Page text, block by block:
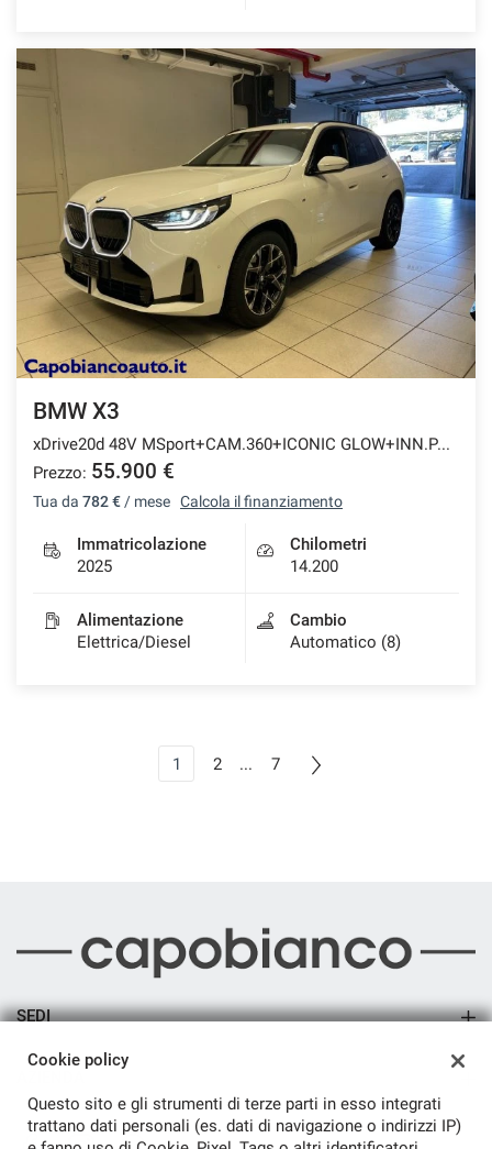
BMW X3
xDrive20d 48V MSport+CAM.360+ICONIC GLOW+INN.PACK
Prezzo: 55.900 €
Tua da 782 € / mese Calcola il finanziamento
Immatricolazione
2025
Chilometri
14.200
Alimentazione
Elettrica/Diesel
Cambio
Automatico (8)
1 2 ... 7
SEDI
Sede di Arsago Seprio
Azienda
Cookie policy
Questo sito e gli strumenti di terze parti in esso integrati
trattano dati personali (es. dati di navigazione o indirizzi IP)